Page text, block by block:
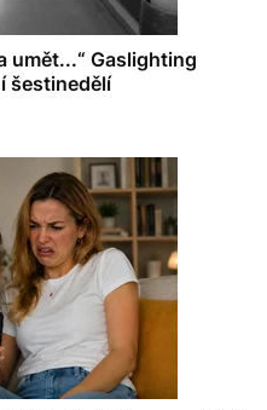
umět...“ Gaslighting
šestinedělí